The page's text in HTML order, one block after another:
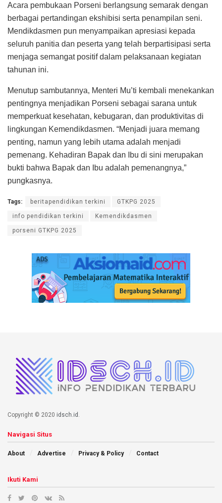
Acara pembukaan Porseni berlangsung semarak dengan
berbagai pertandingan ekshibisi serta penampilan seni.
Mendikdasmen pun menyampaikan apresiasi kepada
seluruh panitia dan peserta yang telah berpartisipasi serta
menjaga semangat positif dalam pelaksanaan kegiatan
tahunan ini.
Menutup sambutannya, Menteri Mu’ti kembali menekankan
pentingnya menjadikan Porseni sebagai sarana untuk
memperkuat kesehatan, kebugaran, dan produktivitas di
lingkungan Kemendikdasmen. “Menjadi juara memang
penting, namun yang lebih utama adalah menjadi
pemenang. Kehadiran Bapak dan Ibu di sini merupakan
bukti bahwa Bapak dan Ibu adalah pemenangnya,”
pungkasnya.
Tags: beritapendidikan terkini GTKPG 2025
info pendidikan terkini Kemendikdasmen
porseni GTKPG 2025
Copyright © 2020 idsch.id
Navigasi Situs
About Advertise Privacy & Policy Contact
Ikuti Kami